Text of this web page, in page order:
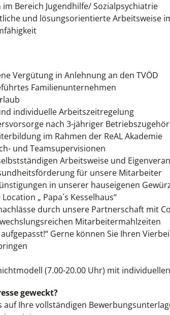
Bereich Jugendhilfe/ Sozialpsychiatrie
und lösungsorientierte Arbeitsweise
Vergütung in Anlehnung an den TVÖD
Familienunternehmen
individuelle Arbeitszeitregelung
nach 3-jähriger
im Rahmen der ReAL Akademie
und Teamsupervisionen
Arbeitsweise und
für unsere Mitarbeiter
in unserer hauseigenen
„ Papa´s Kesselhaus“
durch unsere Partnerschaft mit
Mitarbeitermahlzeiten
Gerne können Sie Ihren
(7.00-20.00 Uhr) mit
geweckt?
Ihre vollständigen